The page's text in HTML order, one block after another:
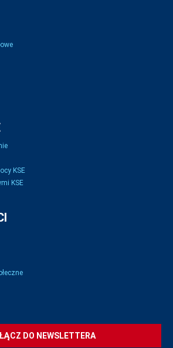
KSE
KSE
DO NEWSLETTERA